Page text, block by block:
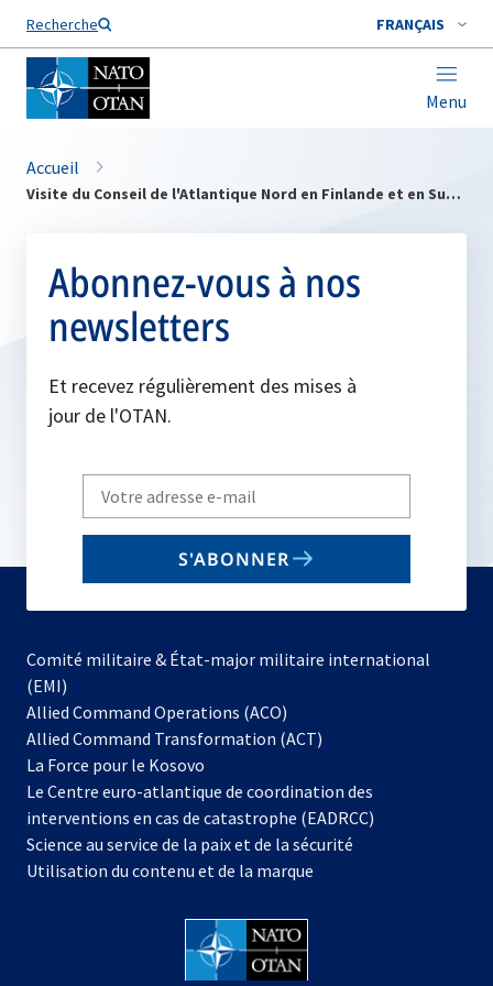
Recherche FRANÇAIS
Menu
Nom de famille*
Accueil
Visite du Conseil de l'Atlantique Nord en Finlande et en Suède
Abonnez-vous à nos
newsletters
Et recevez régulièrement des mises à
jour de l'OTAN.
Write
your
email
S'ABONNER
Comité militaire & État-major militaire international
(EMI)
Allied Command Operations (ACO)
Allied Command Transformation (ACT)
La Force pour le Kosovo
dans
un
nouvel
onglet
Le Centre euro-atlantique de coordination des
interventions en cas de catastrophe (EADRCC)
Science au service de la paix et de la sécurité
Utilisation du contenu et de la marque